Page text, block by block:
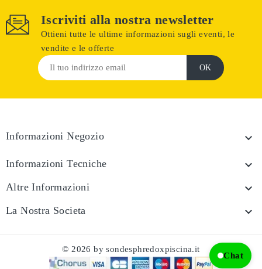
Iscriviti alla nostra newsletter
Ottieni tutte le ultime informazioni sugli eventi, le
vendite e le offerte
Informazioni Negozio 
Informazioni Tecniche 
Altre Informazioni 
La Nostra Societa 
© 2026 by sondesphredoxpiscina.it
Chat